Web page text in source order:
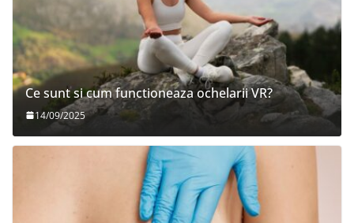
Ce sunt si cum functioneaza ochelarii VR?
14/09/2025